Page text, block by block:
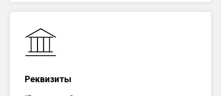
Реквизиты